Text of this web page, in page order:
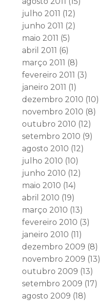
julho 2011 (12)
junho 2011 (2)
maio 2011 (5)
abril 2011 (6)
março 2011 (8)
fevereiro 2011 (3)
janeiro 2011 (1)
dezembro 2010 (10)
novembro 2010 (8)
outubro 2010 (12)
setembro 2010 (9)
agosto 2010 (12)
julho 2010 (10)
junho 2010 (12)
maio 2010 (14)
abril 2010 (19)
março 2010 (13)
fevereiro 2010 (3)
janeiro 2010 (11)
dezembro 2009 (8)
novembro 2009 (13)
outubro 2009 (13)
setembro 2009 (17)
agosto 2009 (18)